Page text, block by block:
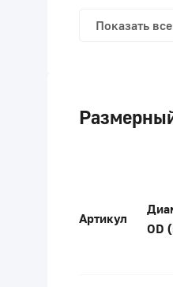
Показать все
Артикул
OD